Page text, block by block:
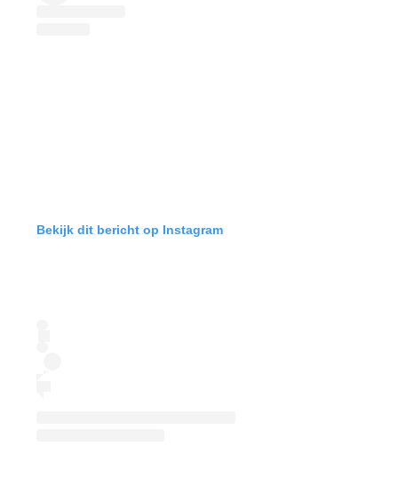
Bekijk dit bericht op Instagram